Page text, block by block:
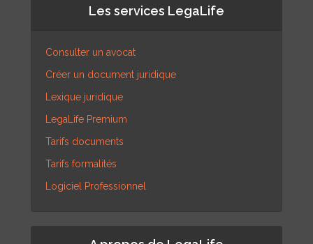
Les services LegaLife
Consulter un avocat
Créer un document juridique
Lexique juridique
LegaLife Premium
Tarifs documents
Tarifs formalités
Logiciel Professionnel